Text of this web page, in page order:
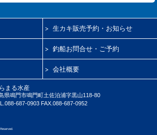
生カキ販売予約・お知らせ
釣船お問合せ・ご予約
会社概要
まる水産
県鳴門市鳴門町土佐泊浦字黒山118-80
687-0903 FAX.088-687-0952